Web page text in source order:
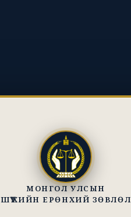
МОНГОЛ УЛСЫН
ШҮҮХИЙН ЕРӨНХИЙ ЗӨВЛӨЛ